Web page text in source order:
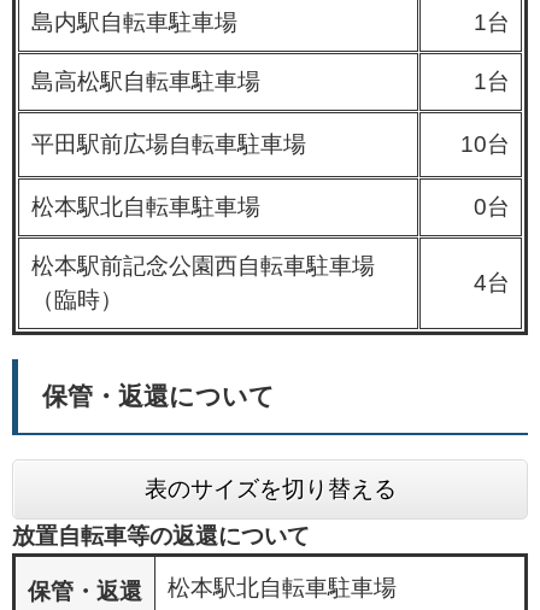
島内駅自転車駐車場 1台
島高松駅自転車駐車場 1台
平田駅前広場自転車駐車場 10台
松本駅北自転車駐車場 0台
松本駅前記念公園西自転車駐車場
（臨時）
4台
保管・返還について
表のサイズを切り替える
放置自転車等の返還について
保管・返還 松本駅北自転車駐車場